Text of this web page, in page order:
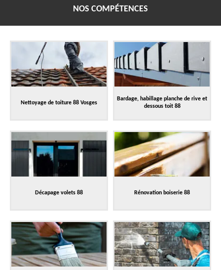
NOS COMPÉTENCES
Nettoyage de toiture 88 Vosges
Bardage, habillage planche de rive et
dessous toit 88
Décapage volets 88 Rénovation boiserie 88